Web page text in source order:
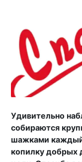
Удивительно
собираются
шажками
копилку добрых